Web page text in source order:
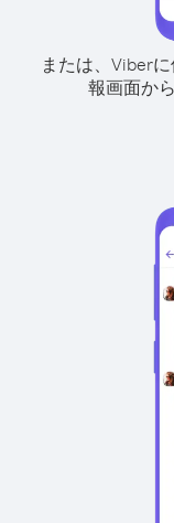
または、Viber
報画面か